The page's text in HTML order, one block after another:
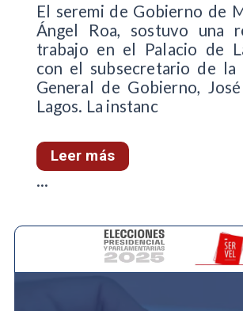
El seremi de Gobierno de
Ángel Roa, sostuvo una
trabajo en el Palacio de
con el subsecretario de la
General de Gobierno,
Lagos. La instanc
Leer más
...